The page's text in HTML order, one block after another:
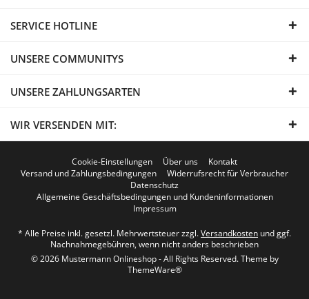
SERVICE HOTLINE
UNSERE COMMUNITYS
UNSERE ZAHLUNGSARTEN
WIR VERSENDEN MIT:
Cookie-Einstellungen Über uns
Kontakt
Versand und Zahlungsbedingungen
Widerrufsrecht für Verbraucher
Datenschutz
Allgemeine Geschäftsbedingungen und Kundeninformationen
Impressum
* Alle Preise inkl. gesetzl. Mehrwertsteuer zzgl.Versandkosten und ggf.
Nachnahmegebühren, wenn nicht anders beschrieben
© 2026 Mustermann Onlineshop - All Rights Reserved. Theme by
ThemeWare®